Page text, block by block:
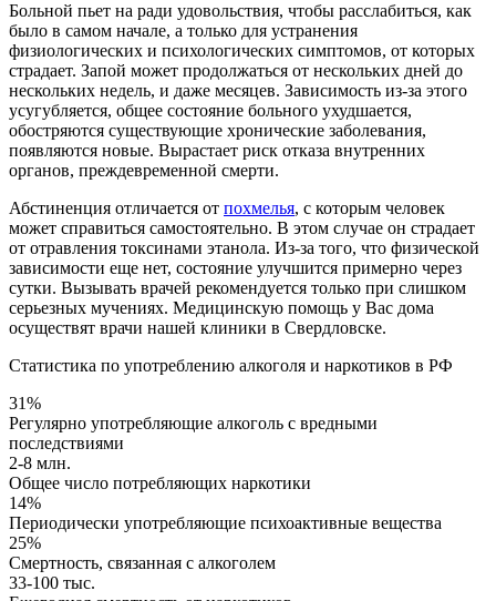
Больной пьет на ради удовольствия, чтобы расслабиться, как
было в самом начале, а только для устранения
физиологических и психологических симптомов, от которых
страдает. Запой может продолжаться от нескольких дней до
нескольких недель, и даже месяцев. Зависимость из-за этого
усугубляется, общее состояние больного ухудшается,
обостряются существующие хронические заболевания,
появляются новые. Вырастает риск отказа внутренних
органов, преждевременной смерти.
Абстиненция отличается от похмелья, с которым человек
может справиться самостоятельно. В этом случае он страдает
от отравления токсинами этанола. Из-за того, что физической
зависимости еще нет, состояние улучшится примерно через
сутки. Вызывать врачей рекомендуется только при слишком
серьезных мучениях. Медицинскую помощь у Вас дома
осуществят врачи нашей клиники в Свердловске.
Статистика по употреблению алкоголя и наркотиков в РФ
31%
Регулярно употребляющие алкоголь с вредными
последствиями
2-8 млн.
Общее число потребляющих наркотики
14%
Периодически употребляющие психоактивные вещества
25%
Смертность, связанная с алкоголем
33-100 тыс.